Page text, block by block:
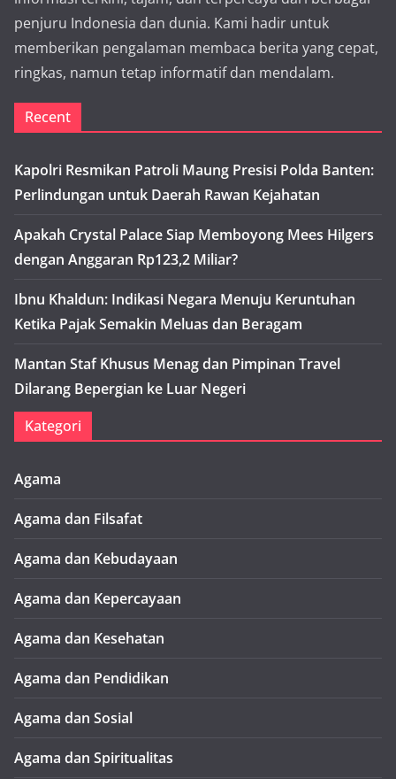
penjuru Indonesia dan dunia. Kami hadir untuk
memberikan pengalaman membaca berita yang cepat,
ringkas, namun tetap informatif dan mendalam.
Recent
Kapolri Resmikan Patroli Maung Presisi Polda Banten:
Perlindungan untuk Daerah Rawan Kejahatan
Apakah Crystal Palace Siap Memboyong Mees Hilgers
dengan Anggaran Rp123,2 Miliar?
Ibnu Khaldun: Indikasi Negara Menuju Keruntuhan
Ketika Pajak Semakin Meluas dan Beragam
Mantan Staf Khusus Menag dan Pimpinan Travel
Dilarang Bepergian ke Luar Negeri
Kategori
Agama
Agama dan Filsafat
Agama dan Kebudayaan
Agama dan Kepercayaan
Agama dan Kesehatan
Agama dan Pendidikan
Agama dan Sosial
Agama dan Spiritualitas